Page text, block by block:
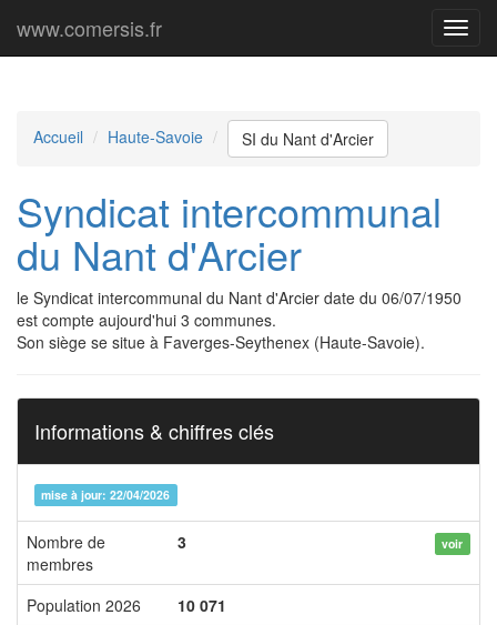
Menu
www.comersis.fr
Accueil Haute-Savoie SI du Nant d'Arcier
Syndicat intercommunal
du Nant d'Arcier
le Syndicat intercommunal du Nant d'Arcier date du 06/07/1950
est compte aujourd'hui 3 communes.
Son siège se situe à Faverges-Seythenex (Haute-Savoie).
Informations & chiffres clés
mise à jour: 22/04/2026
Nombre de
membres
3 voir
Population 2026
10 071